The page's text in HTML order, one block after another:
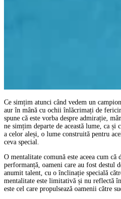
Ce simțim atunci când vedem un
aur în mână cu ochii înlăcrimați de
spune că este vorba despre admirație,
ne simțim departe de această lume, ca
a celor aleși, o lume construită pentru
ceva special.
O mentalitate comună este aceea cum
performanță, oameni care au fost destul
anumit talent, cu o înclinație specială
mentalitate este limitativă și nu reflectă
este cel care propulsează oamenii către